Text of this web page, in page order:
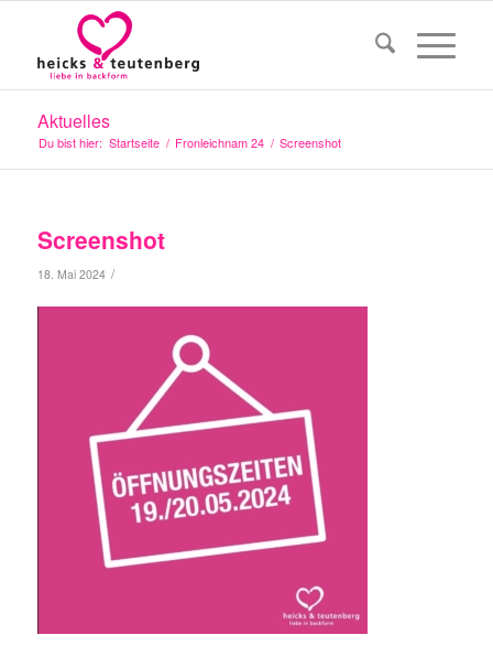
Aktuelles
Du bist hier: Startseite / Fronleichnam 24 / Screenshot
Screenshot
18. Mai 2024 /